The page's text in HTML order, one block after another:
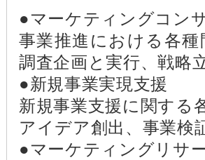
●マーケティングコン
事業推進における各
調査企画と実行、戦略
●新規事業実現支援
新規事業支援に関する
アイデア創出、事業検
●マーケティングリサ